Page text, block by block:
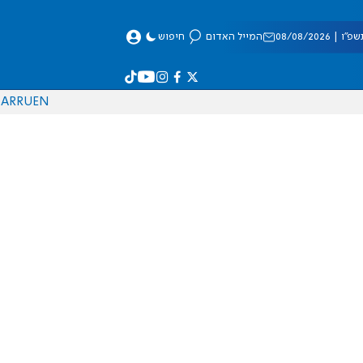
08/2026 המייל האדום חיפוש
EN
RU
AR